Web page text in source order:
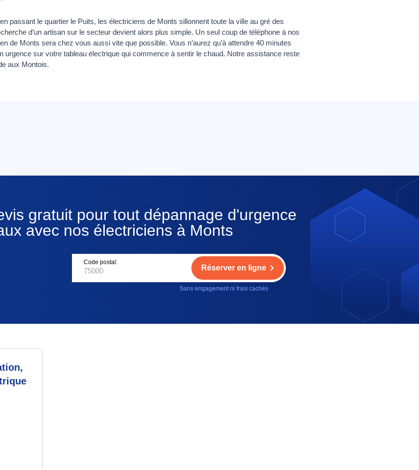
passant le quartier le Puits, les électriciens de Monts sillonnent toute la ville au gré des
d’un artisan sur le secteur devient alors plus simple. Un seul coup de téléphone à nos
de Monts sera chez vous aussi vite que possible. Vous n’aurez qu’à attendre 40 minutes
urgence sur votre tableau électrique qui commence à sentir le chaud. Notre assistance reste
aux Montois.
gratuit pour tout dépannage d'urgence
avec nos électriciens à Monts
Code postal:
Réserver en ligne
Sans engagement ni frais cachés